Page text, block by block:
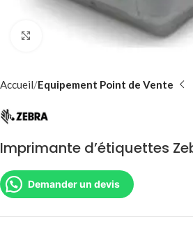
Accueil Equipement Point de Vente
Imprimante d’étiquettes
Demander un devis